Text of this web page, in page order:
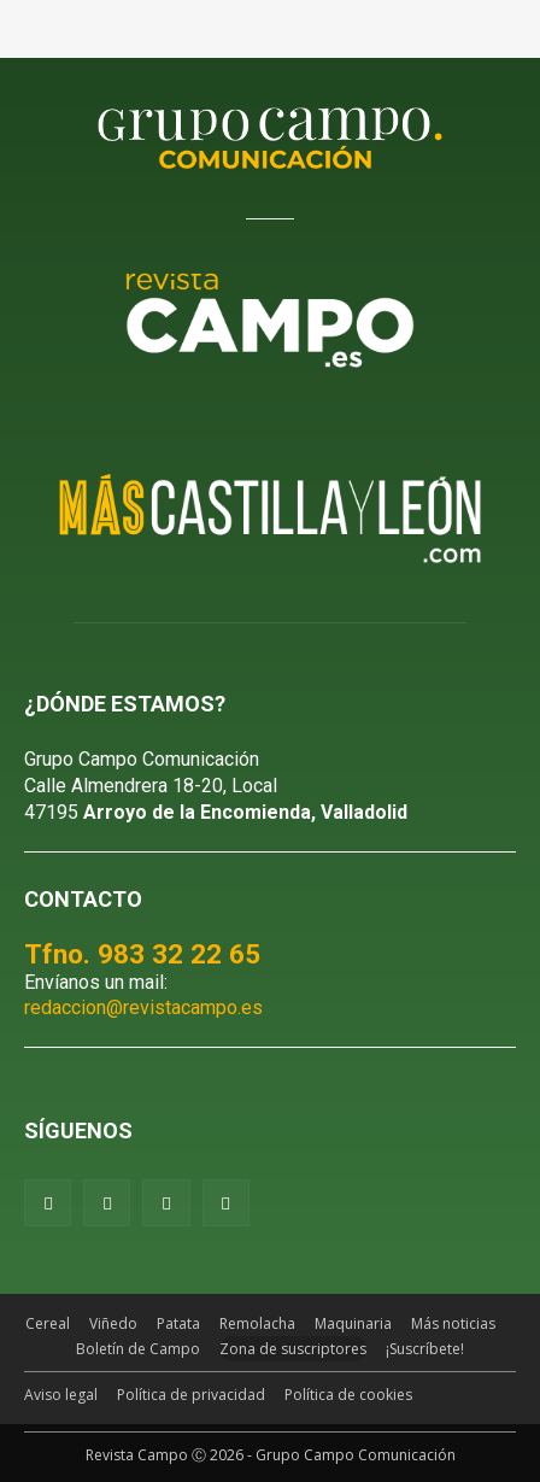
¿DÓNDE ESTAMOS?
Grupo Campo Comunicación
Calle Almendrera 18-20, Local
47195 Arroyo de la Encomienda, Valladolid
CONTACTO
Tfno. 983 32 22 65
Envíanos un mail:
redaccion@revistacampo.es
SÍGUENOS
Aviso legal Política de privacidad Política de cookies
Cereal Viñedo Patata Remolacha Maquinaria
Más noticias
Boletín de Campo
Zona de suscriptores ¡Suscríbete!
Revista Campo Ⓒ 2026 - Grupo Campo Comunicación